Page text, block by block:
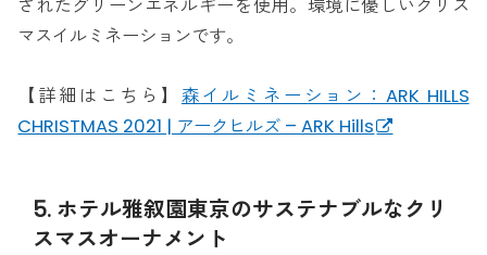
されたグリーンエネルギーを使用。環境に優しいクリス
マスイルミネーションです。
【詳細はこちら】 森イルミネーション：ARK HILLS
CHRISTMAS 2021 | アークヒルズ – ARK Hills
5. ホテル雅叙園東京のサステナブルなクリ
スマスオーナメント